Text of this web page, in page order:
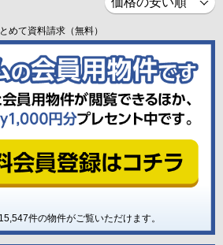
めて資料請求（無料）
15,547件の物件がご覧いただけます。